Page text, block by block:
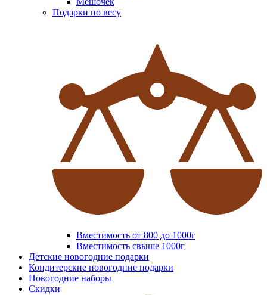
Подарки по весу
Вместимость от 800 до 1000г
Вместимость свыше 1000г
Детские новогодние подарки
Кондитерские новогодние подарки
Новогодние наборы
Скидки